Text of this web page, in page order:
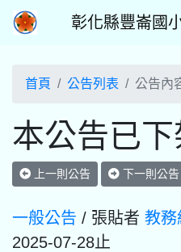
彰化縣豐崙國
首頁 公告列表 公告內
本公告已下
上一則公告 下一則公告
一般公告 / 張貼者 教務
2025-07-28止